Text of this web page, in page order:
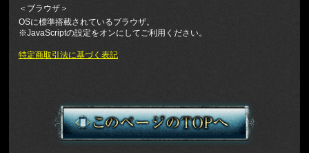
＜ブラウザ＞
OSに標準搭載されているブラウザ。
※JavaScriptの設定をオンにしてご利用ください。
特定商取引法に基づく表記